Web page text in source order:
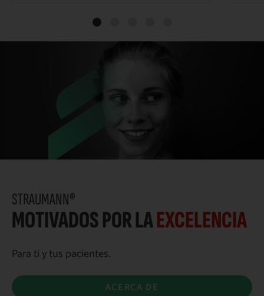
STRAUMANN®
MOTIVADOS POR LAEXCELENCIA
Para ti y tus pacientes.
ACERCA DE